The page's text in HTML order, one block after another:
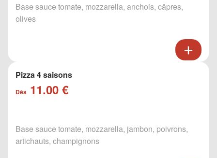
Base sauce tomate, mozzarella, anchois, câpres,
olives
Pizza 4 saisons
Dès 11.00 €
Base sauce tomate, mozzarella, jambon, poivrons,
artichauts, champignons